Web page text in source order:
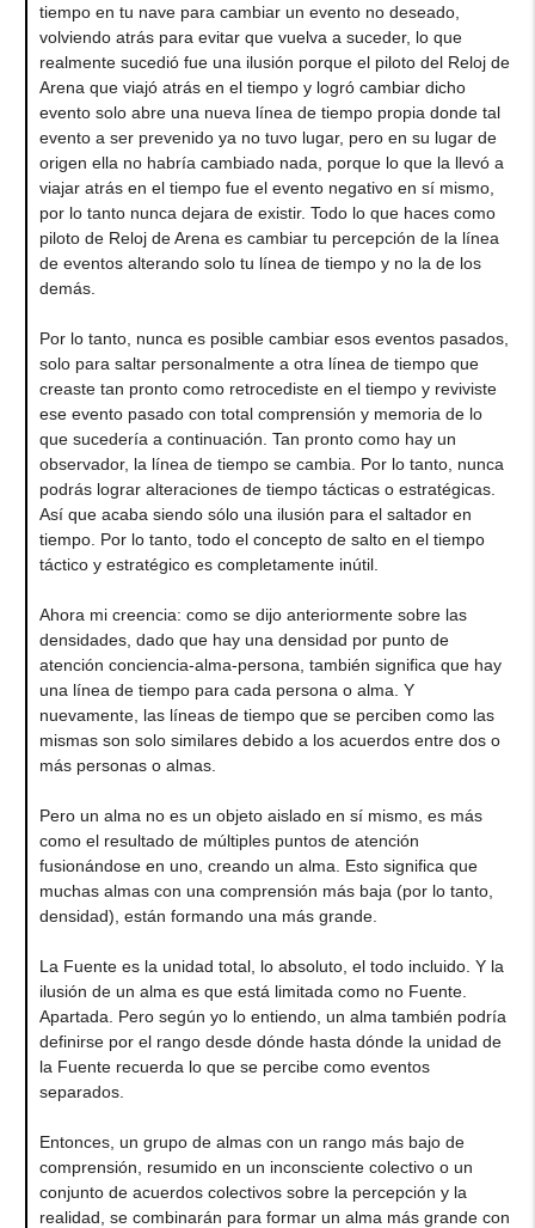
tiempo en tu nave para cambiar un evento no deseado,
volviendo atrás para evitar que vuelva a suceder, lo que
realmente sucedió fue una ilusión porque el piloto del Reloj de
Arena que viajó atrás en el tiempo y logró cambiar dicho
evento solo abre una nueva línea de tiempo propia donde tal
evento a ser prevenido ya no tuvo lugar, pero en su lugar de
origen ella no habría cambiado nada, porque lo que la llevó a
viajar atrás en el tiempo fue el evento negativo en sí mismo,
por lo tanto nunca dejara de existir. Todo lo que haces como
piloto de Reloj de Arena es cambiar tu percepción de la línea
de eventos alterando solo tu línea de tiempo y no la de los
demás.
Por lo tanto, nunca es posible cambiar esos eventos pasados,
solo para saltar personalmente a otra línea de tiempo que
creaste tan pronto como retrocediste en el tiempo y reviviste
ese evento pasado con total comprensión y memoria de lo
que sucedería a continuación. Tan pronto como hay un
observador, la línea de tiempo se cambia. Por lo tanto, nunca
podrás lograr alteraciones de tiempo tácticas o estratégicas.
Así que acaba siendo sólo una ilusión para el saltador en
tiempo. Por lo tanto, todo el concepto de salto en el tiempo
táctico y estratégico es completamente inútil.
Ahora mi creencia: como se dijo anteriormente sobre las
densidades, dado que hay una densidad por punto de
atención conciencia-alma-persona, también significa que hay
una línea de tiempo para cada persona o alma. Y
nuevamente, las líneas de tiempo que se perciben como las
mismas son solo similares debido a los acuerdos entre dos o
más personas o almas.
Pero un alma no es un objeto aislado en sí mismo, es más
como el resultado de múltiples puntos de atención
fusionándose en uno, creando un alma. Esto significa que
muchas almas con una comprensión más baja (por lo tanto,
densidad), están formando una más grande.
La Fuente es la unidad total, lo absoluto, el todo incluido. Y la
ilusión de un alma es que está limitada como no Fuente.
Apartada. Pero según yo lo entiendo, un alma también podría
definirse por el rango desde dónde hasta dónde la unidad de
la Fuente recuerda lo que se percibe como eventos
separados.
Entonces, un grupo de almas con un rango más bajo de
comprensión, resumido en un inconsciente colectivo o un
conjunto de acuerdos colectivos sobre la percepción y la
realidad, se combinarán para formar un alma más grande con